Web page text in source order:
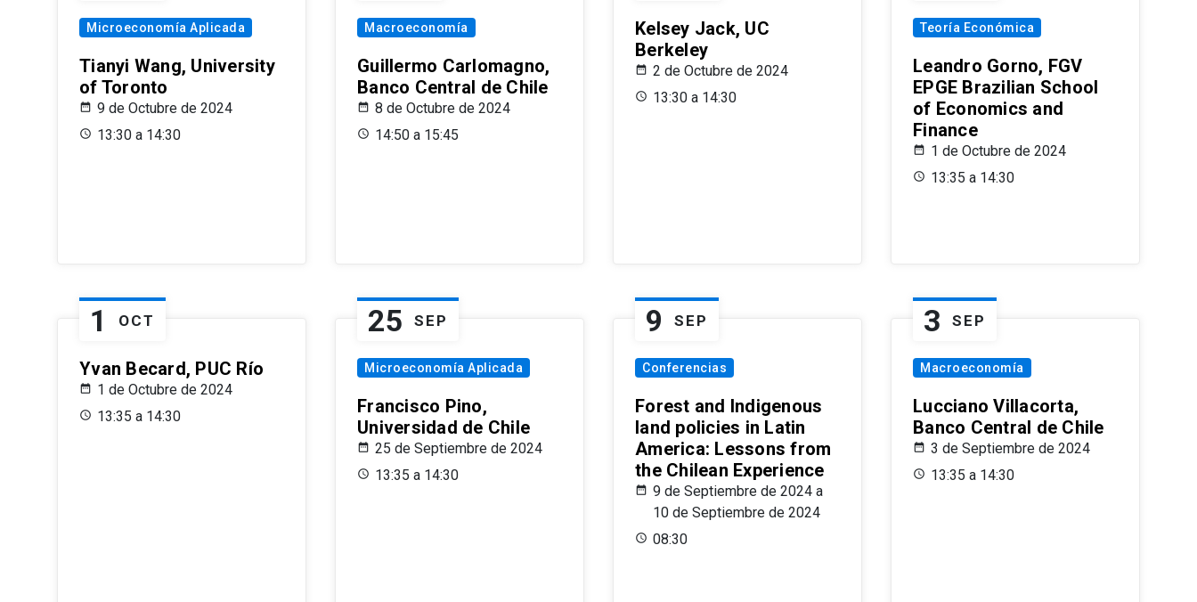
Microeconomía Aplicada
Tianyi Wang, University
of Toronto
9 de Octubre de 2024
13:30 a 14:30
Macroeconomía
Guillermo Carlomagno,
Banco Central de Chile
8 de Octubre de 2024
14:50 a 15:45
Kelsey Jack, UC
Berkeley
2 de Octubre de 2024
13:30 a 14:30
Teoría Económica
Leandro Gorno, FGV
EPGE Brazilian School
of Economics and
Finance
1 de Octubre de 2024
13:35 a 14:30
1 OCT
Yvan Becard, PUC Río
1 de Octubre de 2024
13:35 a 14:30
25 SEP
Microeconomía Aplicada
Francisco Pino,
Universidad de Chile
25 de Septiembre de 2024
13:35 a 14:30
9 SEP
Conferencias
Forest and Indigenous
land policies in Latin
America: Lessons from
the Chilean Experience
9 de Septiembre de 2024 a
10 de Septiembre de 2024
08:30
3 SEP
Macroeconomía
Lucciano Villacorta,
Banco Central de Chile
3 de Septiembre de 2024
13:35 a 14:30